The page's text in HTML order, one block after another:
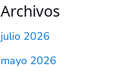
Archivos
julio 2026
mayo 2026